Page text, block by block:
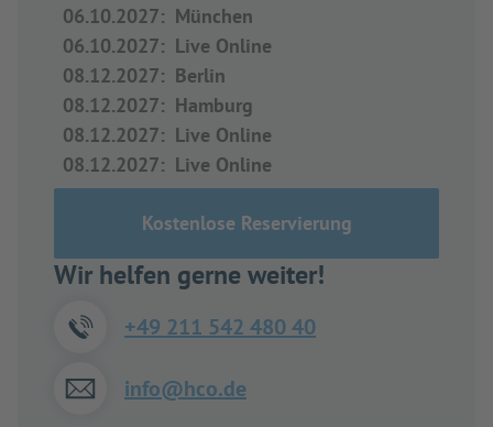
06.10.2027: München
06.10.2027: Live Online
08.12.2027: Berlin
08.12.2027: Hamburg
08.12.2027: Live Online
08.12.2027: Live Online
Kostenlose Reservierung
Wir helfen gerne weiter!
+49 211 542 480 40
info@hco.de